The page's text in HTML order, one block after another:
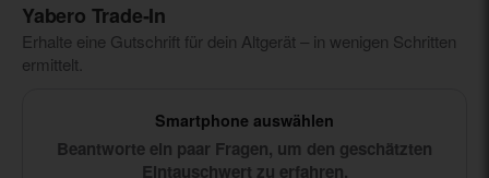
Yabero Trade‑In
Erhalte eine Gutschrift für dein Altgerät – in wenigen Schritten
ermittelt.
Smartphone auswählen
Beantworte ein paar Fragen, um den geschätzten
Eintauschwert zu erfahren.